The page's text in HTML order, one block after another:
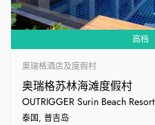
高档
奥瑞格酒店及度假村
奥瑞格苏林海滩度假村
OUTRIGGER Surin Beach Resort
泰国, 普吉岛